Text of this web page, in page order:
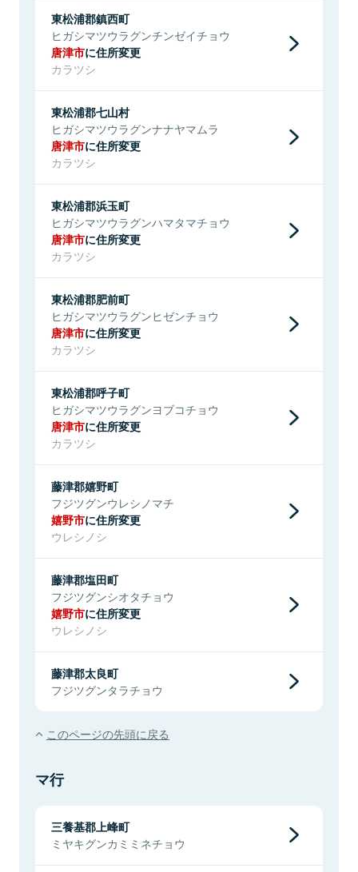
東松浦郡鎮西町
ヒガシマツウラグンチンゼイチョウ
唐津市に住所変更
カラツシ
東松浦郡七山村
ヒガシマツウラグンナナヤマムラ
唐津市に住所変更
カラツシ
東松浦郡浜玉町
ヒガシマツウラグンハマタマチョウ
唐津市に住所変更
カラツシ
東松浦郡肥前町
ヒガシマツウラグンヒゼンチョウ
唐津市に住所変更
カラツシ
東松浦郡呼子町
ヒガシマツウラグンヨブコチョウ
唐津市に住所変更
カラツシ
藤津郡嬉野町
フジツグンウレシノマチ
嬉野市に住所変更
ウレシノシ
藤津郡塩田町
フジツグンシオタチョウ
嬉野市に住所変更
ウレシノシ
藤津郡太良町
フジツグンタラチョウ
このページの先頭に戻る
マ行
三養基郡上峰町
ミヤキグンカミミネチョウ